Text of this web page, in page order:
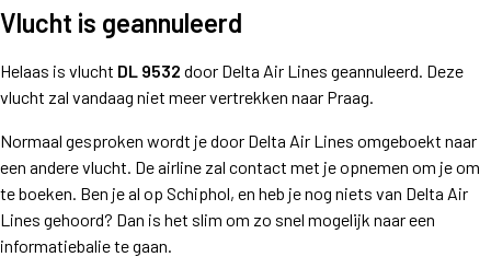
Vlucht is geannuleerd
Helaas is vlucht DL 9532 door Delta Air Lines geannuleerd. Deze
vlucht zal vandaag niet meer vertrekken naar Praag.
Normaal gesproken wordt je door Delta Air Lines omgeboekt naar
een andere vlucht. De airline zal contact met je opnemen om je om
te boeken. Ben je al op Schiphol, en heb je nog niets van Delta Air
Lines gehoord? Dan is het slim om zo snel mogelijk naar een
informatiebalie te gaan.